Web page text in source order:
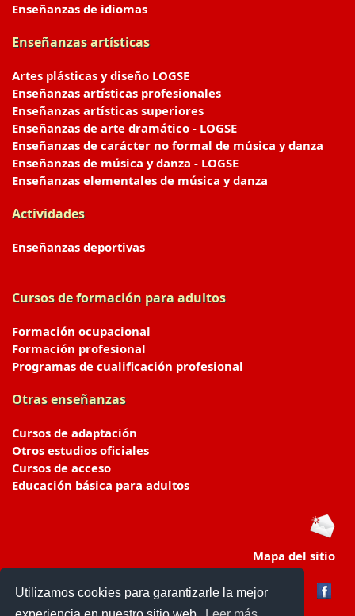
Utilizamos cookies para garantizarle la mejor
Enseñanzas de idiomas
Enseñanzas artísticas
Artes plásticas y diseño LOGSE
Enseñanzas artísticas profesionales
Enseñanzas artísticas superiores
Enseñanzas de arte dramático - LOGSE
Enseñanzas de carácter no formal de música y danza
Enseñanzas de música y danza - LOGSE
Enseñanzas elementales de música y danza
Actividades
Enseñanzas deportivas
Cursos de formación para adultos
Formación ocupacional
Formación profesional
Programas de cualificación profesional
Otras enseñanzas
Cursos de adaptación
Otros estudios oficiales
Cursos de acceso
Educación básica para adultos
Mapa del sitio